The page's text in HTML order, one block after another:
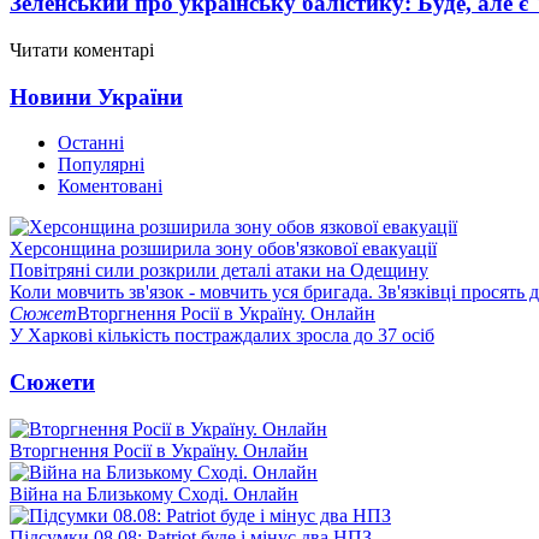
Читати коментарі
Новини України
Останні
Популярні
Коментовані
Херсонщина розширила зону обов'язкової евакуації
Повітряні сили розкрили деталі атаки на Одещину
Коли мовчить зв'язок - мовчить уся бригада. Зв'язківці просять
СюжетВторгнення Росії в Україну. Онлайн
У Харкові кількість постраждалих зросла до 37 осіб
Сюжети
Вторгнення Росії в Україну. Онлайн
Війна на Близькому Сході. Онлайн